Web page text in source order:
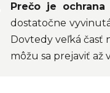
Prečo je
dostatočne
Dovtedy veľká časť
môžu sa prejaviť až